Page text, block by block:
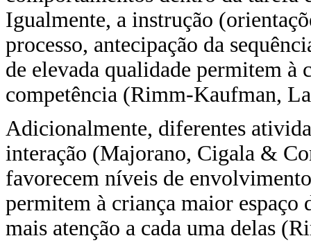
Igualmente, a instrução
processo, antecipação da
de elevada qualidade permitem
competência (Rimm-Kaufman,
Adicionalmente, diferentes
interação (Majorano, Cigala &
favorecem níveis de
permitem à criança maior espaço
mais atenção a cada uma delas